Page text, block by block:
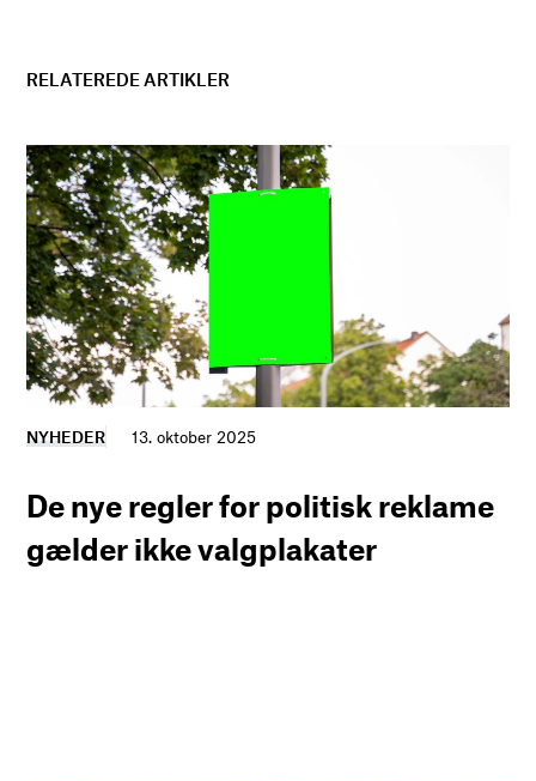
RELATEREDE ARTIKLER
NYHEDER 13. oktober 2025
De nye regler for politisk reklame
gælder ikke valgplakater